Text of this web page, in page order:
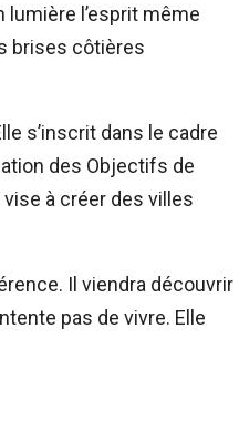
l’esprit même
brises côtières
s’inscrit dans le cadre
des Objectifs de
à créer des villes
Il viendra découvrir
pas de vivre. Elle